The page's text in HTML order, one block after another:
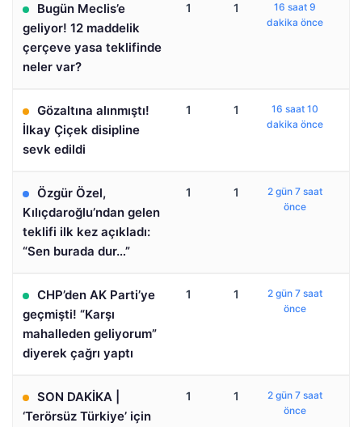
Bugün Meclis’e
geliyor! 12 maddelik
çerçeve yasa teklifinde
neler var?
1 1
16 saat 9
dakika önce
Gözaltına alınmıştı!
İlkay Çiçek disipline
sevk edildi
1 1
16 saat 10
dakika önce
Özgür Özel,
Kılıçdaroğlu’ndan gelen
teklifi ilk kez açıkladı:
“Sen burada dur…”
1 1
2 gün 7 saat
önce
CHP’den AK Parti’ye
geçmişti! “Karşı
mahalleden geliyorum”
diyerek çağrı yaptı
1 1
2 gün 7 saat
önce
SON DAKİKA |
‘Terörsüz Türkiye’ için
1 1
2 gün 7 saat
önce